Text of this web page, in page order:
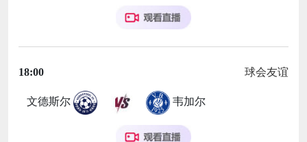
18:00 球会友谊
文德斯尔 韦加尔